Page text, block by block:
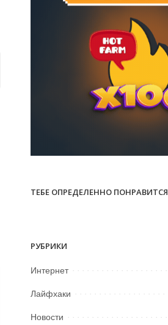
ТЕБЕ ОПРЕДЕЛЕННО ПОНРАВИТСЯ
РУБРИКИ
Интернет
Лайфхаки
Новости